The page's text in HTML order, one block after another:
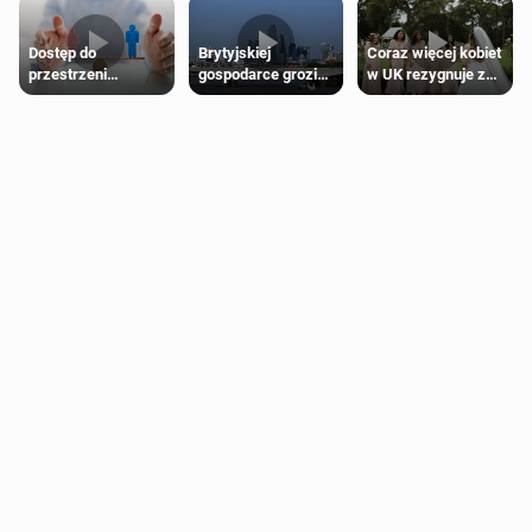
Dostęp do
przestrzeni
przeznaczonych
Brytyjskiej
gospodarce grozi
recesja, jeśli
Coraz więcej kobiet
w UK rezygnuje z
roli druhny na